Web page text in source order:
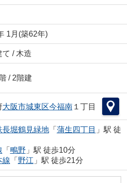
1月(築62年)
て / 木造
/ 2階建
大阪市城東区今福南１丁目
長堀鶴見緑地「 蒲生四丁目 」駅 徒
「 鴫野 」駅 徒歩10分
線 「 野江 」駅 徒歩21分